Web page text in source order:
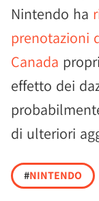
Nintendo ha
prenotazioni
Canada
effetto dei
di ulteriori
#NINTENDO